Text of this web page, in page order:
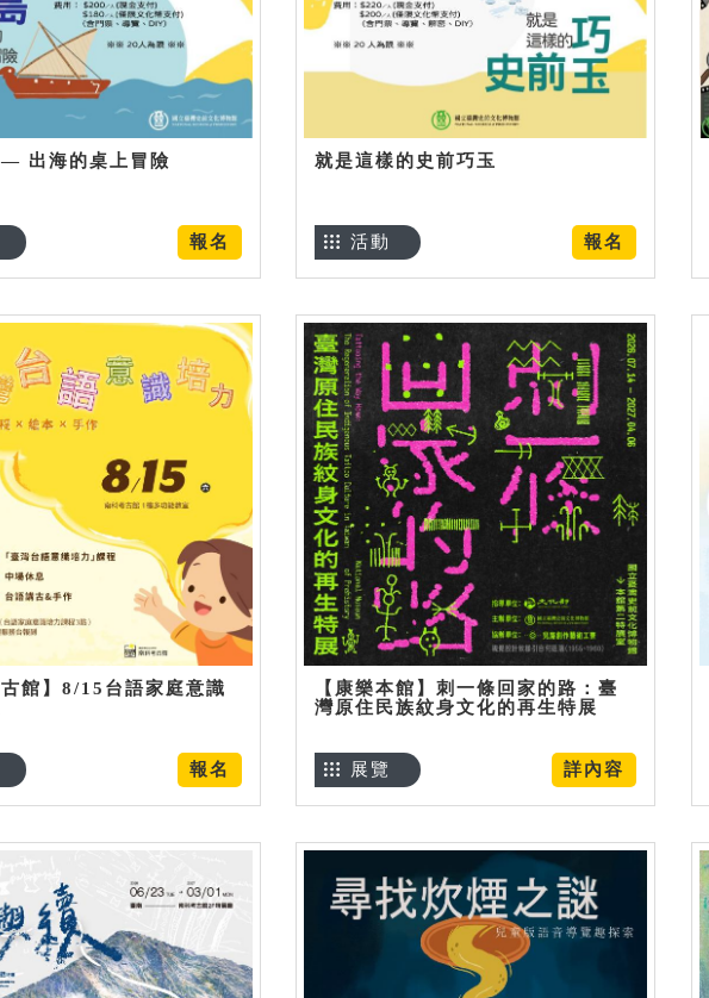
出海的桌上冒險
報名
就是這樣的史前巧玉
報名
活動
古館】8/15台語家庭意識
報名
【康樂本館】刺一條回家的路：臺
灣原住民族紋身文化的再生特展
詳內容
展覽